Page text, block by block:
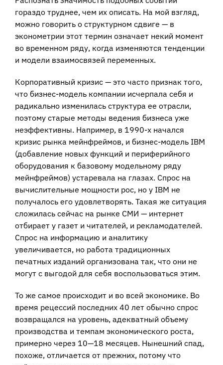
гораздо труднее, чем их описать. На мой взгляд,
можно говорить о структурном сдвиге — в
эконометрии этот термин означает некий момент
во временном ряду, когда изменяются тенденции
и модели взаимосвязей переменных.
Корпоративный кризис — это часто признак того,
что бизнес-модель компании исчерпала себя и
радикально изменилась структура ее отрасли,
поэтому старые методы ведения бизнеса уже
неэффективны. Например, в 1990-х начался
кризис рынка мейнфреймов, и бизнес-модель IBM
(добавление новых функций и периферийного
оборудования к базовому модельному ряду
мейнфреймов) устаревала на глазах. Спрос на
вычислительные мощности рос, но у IBM не
получалось его удовлетворять. Такая же ситуация
сложилась сейчас на рынке СМИ — интернет
отбирает у газет и читателей, и рекламодателей.
Спрос на информацию и аналитику
увеличивается, но работа традиционных
печатных изданий организована так, что они не
могут с выгодой для себя воспользоваться этим.
То же самое происходит и во всей экономике. Во
время рецессий последних 40 лет обычно спрос
возвращался на уровень, адекватный объему
производства и темпам экономического роста,
примерно через 10—18 месяцев. Нынешний спад,
похоже, отличается от прежних, потому что